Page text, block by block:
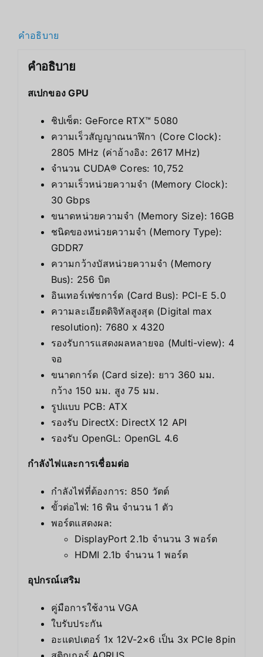
คำอธิบาย
คำอธิบาย
สเปกของ GPU
ชิปเซ็ต: GeForce RTX™ 5080
ความเร็วสัญญาณนาฬิกา (Core Clock):
2805 MHz (ค่าอ้างอิง: 2617 MHz)
จำนวน CUDA® Cores: 10,752
ความเร็วหน่วยความจำ (Memory Clock):
30 Gbps
ขนาดหน่วยความจำ (Memory Size): 16GB
ชนิดของหน่วยความจำ (Memory Type):
GDDR7
ความกว้างบัสหน่วยความจำ (Memory
Bus): 256 บิต
อินเทอร์เฟซการ์ด (Card Bus): PCI-E 5.0
ความละเอียดดิจิทัลสูงสุด (Digital max
resolution): 7680 x 4320
รองรับการแสดงผลหลายจอ (Multi-view): 4
จอ
ขนาดการ์ด (Card size): ยาว 360 มม.
กว้าง 150 มม. สูง 75 มม.
รูปแบบ PCB: ATX
รองรับ DirectX: DirectX 12 API
รองรับ OpenGL: OpenGL 4.6
กำลังไฟและการเชื่อมต่อ
กำลังไฟที่ต้องการ: 850 วัตต์
ขั้วต่อไฟ: 16 พิน จำนวน 1 ตัว
พอร์ตแสดงผล:
DisplayPort 2.1b จำนวน 3 พอร์ต
HDMI 2.1b จำนวน 1 พอร์ต
อุปกรณ์เสริม
คู่มือการใช้งาน VGA
ใบรับประกัน
อะแดปเตอร์ 1x 12V-2×6 เป็น 3x PCIe 8pin